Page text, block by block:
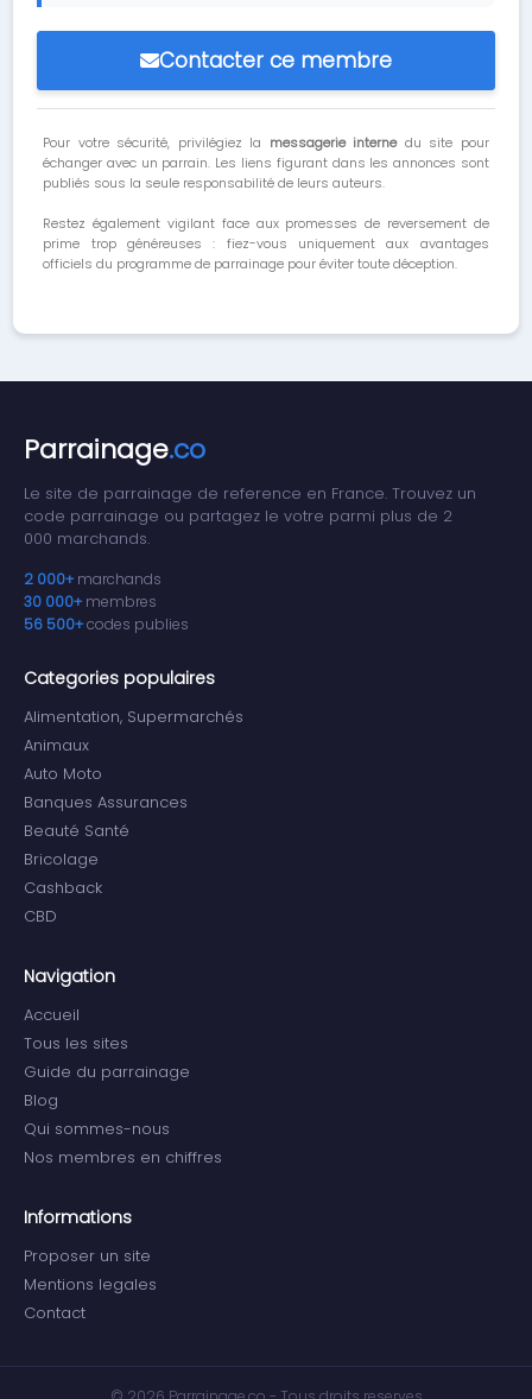
Contacter ce membre
Pour votre sécurité, privilégiez la messagerie internedu site pour
échanger avec un parrain. Les liens figurant dans les annonces sont
publiés sous la seule responsabilité de leurs auteurs.
Restez également vigilant face aux promesses de reversement de
prime trop généreuses : fiez-vous uniquement aux avantages
officiels du programme de parrainage pour éviter toute déception.
Parrainage.co
Le site de parrainage de reference en France. Trouvez un
code parrainage ou partagez le votre parmi plus de 2
000 marchands.
2 000+ marchands
30 000+ membres
56 500+codes publies
Categories populaires
Alimentation, Supermarchés
Animaux
Auto Moto
Banques Assurances
Beauté Santé
Bricolage
Cashback
CBD
Navigation
Accueil
Tous les sites
Guide du parrainage
Blog
Qui sommes-nous
Nos membres en chiffres
Informations
Proposer un site
Mentions legales
Contact